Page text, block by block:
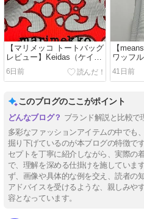
【マリメッコ トートバッグ
レビュー】Keidas（ケイダ
ス）に惹かれた理由｜ウニ
ッコだけじゃない柄の魅力
6日前
【
ワッフ
｜リピ
41日前
このブログのここがポイント
ブランド解説と比較で
多彩なファッションアイテムの中でも
掘り下げているのが本ブログの特徴で
セプトを丁寧に紹介しながら、実際の
で、理解を深める仕掛けを施していま
ず、画像や具体的な例を交え、読者の
アドバイスを受けるような、親しみや
容となっています。